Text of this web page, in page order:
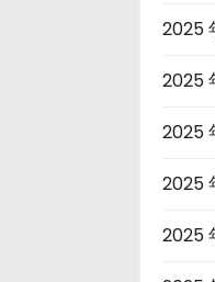
2025
2025
2025
2025
2025